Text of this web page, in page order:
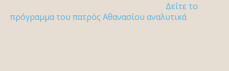
Δείτε το
πρόγραμμα του πατρός Αθανασίου αναλυτικά